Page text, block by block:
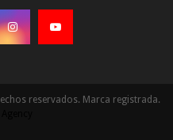
reservados. Marca registrada.